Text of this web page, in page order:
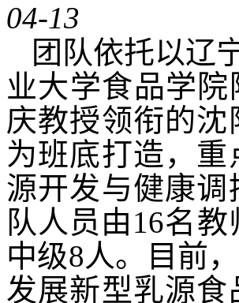
04-13
团队依托以辽
业大学食品学
庆教授领衔的
为班底打造，
源开发与健康
队人员由16名
中级8人。目前
发展新型乳源